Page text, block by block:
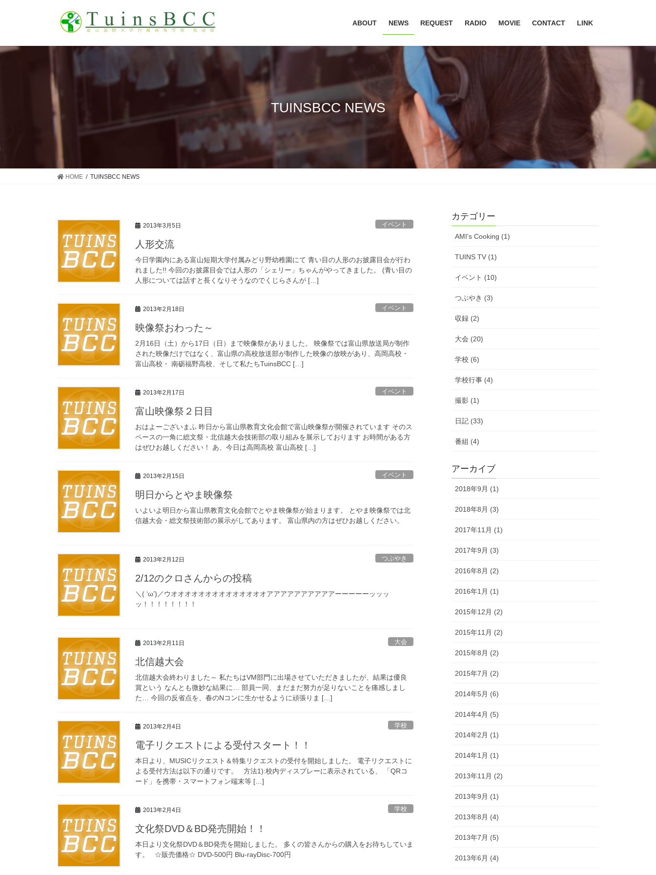
ツ
シ
ABOUT NEWS REQUEST RADIO MOVIE CONTACT LINK
TUINSBCC NEWS
HOME TUINSBCC NEWS
2013年3月5日 イベント
人形交流
今日学園内にある富山短期大学付属みどり野幼稚園にて 青い目の人形のお披露目会が行わ
れました!! 今回のお披露目会では人形の「シェリー」ちゃんがやってきました。 (青い目の
人形については話すと長くなりそうなのでくじらさんが […]
2013年2月18日 イベント
映像祭おわった～
2月16日（土）から17日（日）まで映像祭がありました。 映像祭では富山県放送局が制作
された映像だけではなく、富山県の高校放送部が制作した映像の放映があり、高岡高校・
富山高校・ 南砺福野高校、そして私たちTuinsBCC […]
2013年2月17日 イベント
富山映像祭２日目
おはよーございまふ 昨日から富山県教育文化会館で富山映像祭が開催されています そのス
ペースの一角に総文祭・北信越大会技術部の取り組みを展示しております お時間がある方
はぜひお越しください！ あ、今日は高岡高校 富山高校 […]
2013年2月15日 イベント
明日からとやま映像祭
いよいよ明日から富山県教育文化会館でとやま映像祭が始まります。 とやま映像祭では北
信越大会・総文祭技術部の展示がしてあります。 富山県内の方はぜひお越しください。
2013年2月12日 つぶやき
2/12のクロさんからの投稿
＼( ‘ω’)／ウオオオオオオオオオオオオオオアアアアアアアアアアーーーーーッッッ
ッ！！！！！！！！
2013年2月11日 大会
北信越大会
北信越大会終わりました～ 私たちはVM部門に出場させていただきましたが、結果は優良
賞という なんとも微妙な結果に… 部員一同、まだまだ努力が足りないことを痛感しまし
た… 今回の反省点を、春のNコンに生かせるように頑張りま […]
2013年2月4日 学校
電子リクエストによる受付スタート！！
本日より、MUSICリクエスト＆特集リクエストの受付を開始しました。 電子リクエストに
よる受付方法は以下の通りです。 方法1):校内ディスプレーに表示されている、 「QRコ
ード」を携帯・スマートフォン端末等 […]
2013年2月4日 学校
文化祭DVD＆BD発売開始！！
本日より文化祭DVD＆BD発売を開始しました。 多くの皆さんからの購入をお待ちしていま
す。 ☆販売価格☆ DVD-500円 Blu-rayDisc-700円
カテゴリー
AMI's Cooking (1)
TUINS TV (1)
イベント (10)
つぶやき (3)
収録 (2)
大会 (20)
学校 (6)
学校行事 (4)
撮影 (1)
日記 (33)
番組 (4)
アーカイブ
2018年9月 (1)
2018年8月 (3)
2017年11月 (1)
2017年9月 (3)
2016年8月 (2)
2016年1月 (1)
2015年12月 (2)
2015年11月 (2)
2015年8月 (2)
2015年7月 (2)
2014年5月 (6)
2014年4月 (5)
2014年2月 (1)
2014年1月 (1)
2013年11月 (2)
2013年9月 (1)
2013年8月 (4)
2013年7月 (5)
2013年6月 (4)